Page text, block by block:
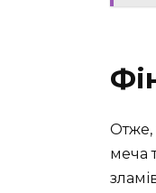
Отже,
меча